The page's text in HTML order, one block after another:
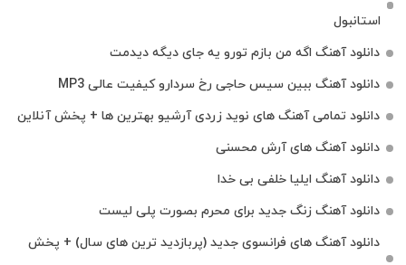
استانبول
دانلود آهنگ اگه من بازم تورو یه جای دیگه دیدمت
دانلود آهنگ ببین سیس حاجی رخ سردارو کیفیت عالی MP3
دانلود تمامی آهنگ های نوید زردی آرشیو بهترین ها + پخش آنلاین
دانلود آهنگ های آرش محسنی
دانلود آهنگ ایلیا خلفی بی خدا
دانلود آهنگ زنگ جدید برای محرم بصورت پلی لیست
دانلود آهنگ های فرانسوی جدید (پربازدید ترین های سال) + پخش